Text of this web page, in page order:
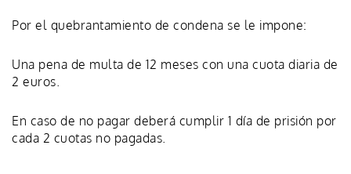
Por el quebrantamiento de condena se le impone:
Una pena de multa de 12 meses con una cuota diaria de
2 euros.
En caso de no pagar deberá cumplir 1 día de prisión por
cada 2 cuotas no pagadas.